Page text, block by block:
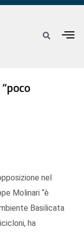
nel
Molinari “è
Basilicata
ha